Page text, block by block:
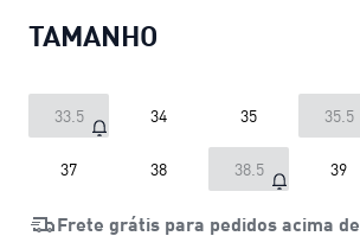
TAMANHO
33.5 34 35 35.5
37 38 38.5 39
Frete grátis para pedidos acima de